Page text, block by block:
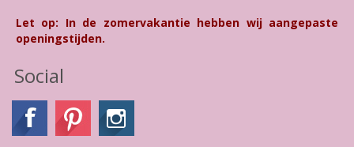
Let op: In de zomervakantie hebben wij aangepaste
openingstijden.
Social